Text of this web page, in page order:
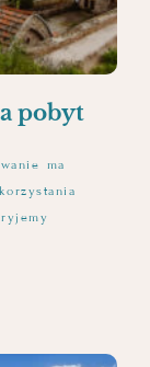
pobyt
ma